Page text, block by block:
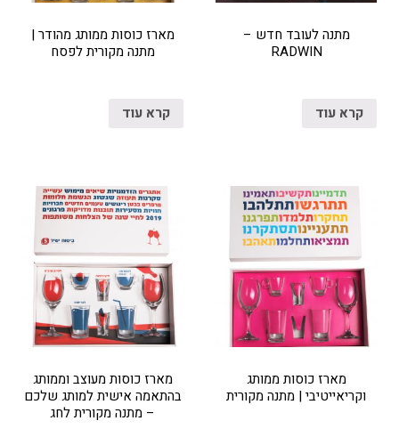
מתנה לעובד חדש –
RADWIN
קרא עוד
מארז כוסות ממותג מהודר |
מתנה מקורית לפסח
קרא עוד
מארז כוסות ממותג
וקריאייטיבי | מתנה מקורית
מארז כוסות מעוצב וממותג
בהתאמה אישית למותג שלכם
– מתנה מקורית לחג